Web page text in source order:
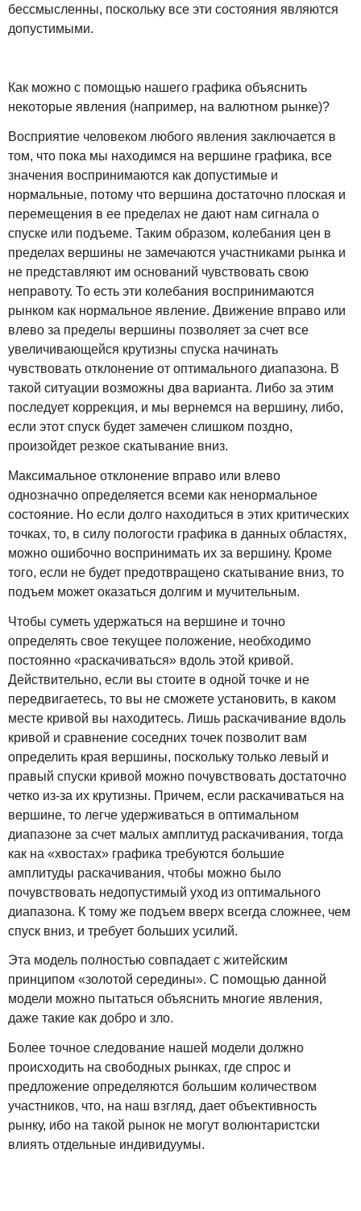
бессмысленны, поскольку все эти состояния являются
допустимыми.
Как можно с помощью нашего графика объяснить
некоторые явления (например, на валютном рынке)?
Восприятие человеком любого явления заключается в
том, что пока мы находимся на вершине графика, все
значения воспринимаются как допустимые и
нормальные, потому что вершина достаточно плоская и
перемещения в ее пределах не дают нам сигнала о
спуске или подъеме. Таким образом, колебания цен в
пределах вершины не замечаются участниками рынка и
не представляют им оснований чувствовать свою
неправоту. То есть эти колебания воспринимаются
рынком как нормальное явление. Движение вправо или
влево за пределы вершины позволяет за счет все
увеличивающейся крутизны спуска начинать
чувствовать отклонение от оптимального диапазона. В
такой ситуации возможны два варианта. Либо за этим
последует коррекция, и мы вернемся на вершину, либо,
если этот спуск будет замечен слишком поздно,
произойдет резкое скатывание вниз.
Максимальное отклонение вправо или влево
однозначно определяется всеми как ненормальное
состояние. Но если долго находиться в этих критических
точках, то, в силу пологости графика в данных областях,
можно ошибочно воспринимать их за вершину. Кроме
того, если не будет предотвращено скатывание вниз, то
подъем может оказаться долгим и мучительным.
Чтобы суметь удержаться на вершине и точно
определять свое текущее положение, необходимо
постоянно «раскачиваться» вдоль этой кривой.
Действительно, если вы стоите в одной точке и не
передвигаетесь, то вы не сможете установить, в каком
месте кривой вы находитесь. Лишь раскачивание вдоль
кривой и сравнение соседних точек позволит вам
определить края вершины, поскольку только левый и
правый спуски кривой можно почувствовать достаточно
четко из-за их крутизны. Причем, если раскачиваться на
вершине, то легче удерживаться в оптимальном
диапазоне за счет малых амплитуд раскачивания, тогда
как на «хвостах» графика требуются большие
амплитуды раскачивания, чтобы можно было
почувствовать недопустимый уход из оптимального
диапазона. К тому же подъем вверх всегда сложнее, чем
спуск вниз, и требует больших усилий.
Эта модель полностью совпадает с житейским
принципом «золотой середины». С помощью данной
модели можно пытаться объяснить многие явления,
даже такие как добро и зло.
Более точное следование нашей модели должно
происходить на свободных рынках, где спрос и
предложение определяются большим количеством
участников, что, на наш взгляд, дает объективность
рынку, ибо на такой рынок не могут волюнтаристски
влиять отдельные индивидуумы.